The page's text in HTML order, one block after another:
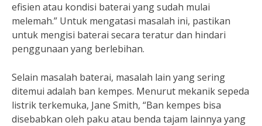
efisien atau kondisi baterai yang sudah mulai
melemah.” Untuk mengatasi masalah ini, pastikan
untuk mengisi baterai secara teratur dan hindari
penggunaan yang berlebihan.
Selain masalah baterai, masalah lain yang sering
ditemui adalah ban kempes. Menurut mekanik sepeda
listrik terkemuka, Jane Smith, “Ban kempes bisa
disebabkan oleh paku atau benda tajam lainnya yang